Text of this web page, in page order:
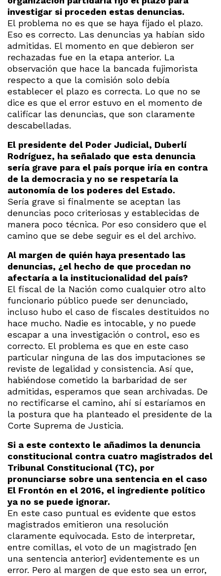
investigar si proceden estas denuncias.
El problema no es que se haya fijado el plazo.
Eso es correcto. Las denuncias ya habían sido
admitidas. El momento en que debieron ser
rechazadas fue en la etapa anterior. La
observación que hace la bancada fujimorista
respecto a que la comisión solo debía
establecer el plazo es correcta. Lo que no se
dice es que el error estuvo en el momento de
calificar las denuncias, que son claramente
descabelladas.
El presidente del Poder Judicial, Duberlí
Rodríguez, ha señalado que esta denuncia
sería grave para el país porque iría en contra
de la democracia y no se respetaría la
autonomía de los poderes del Estado.
Sería grave si finalmente se aceptan las
denuncias poco criteriosas y establecidas de
manera poco técnica. Por eso considero que el
camino que se debe seguir es el del archivo.
Al margen de quién haya presentado las
denuncias, ¿el hecho de que procedan no
afectaría a la institucionalidad del país?
El fiscal de la Nación como cualquier otro alto
funcionario público puede ser denunciado,
incluso hubo el caso de fiscales destituidos no
hace mucho. Nadie es intocable, y no puede
escapar a una investigación o control, eso es
correcto. El problema es que en este caso
particular ninguna de las dos imputaciones se
reviste de legalidad y consistencia. Así que,
habiéndose cometido la barbaridad de ser
admitidas, esperamos que sean archivadas. De
no rectificarse el camino, ahí sí estaríamos en
la postura que ha planteado el presidente de la
Corte Suprema de Justicia.
Si a este contexto le añadimos la denuncia
constitucional contra cuatro magistrados del
Tribunal Constitucional (TC), por
pronunciarse sobre una sentencia en el caso
El Frontón en el 2016, el ingrediente político
ya no se puede ignorar.
En este caso puntual es evidente que estos
magistrados emitieron una resolución
claramente equivocada. Esto de interpretar,
entre comillas, el voto de un magistrado [en
una sentencia anterior] evidentemente es un
error. Pero al margen de que esto sea un error,